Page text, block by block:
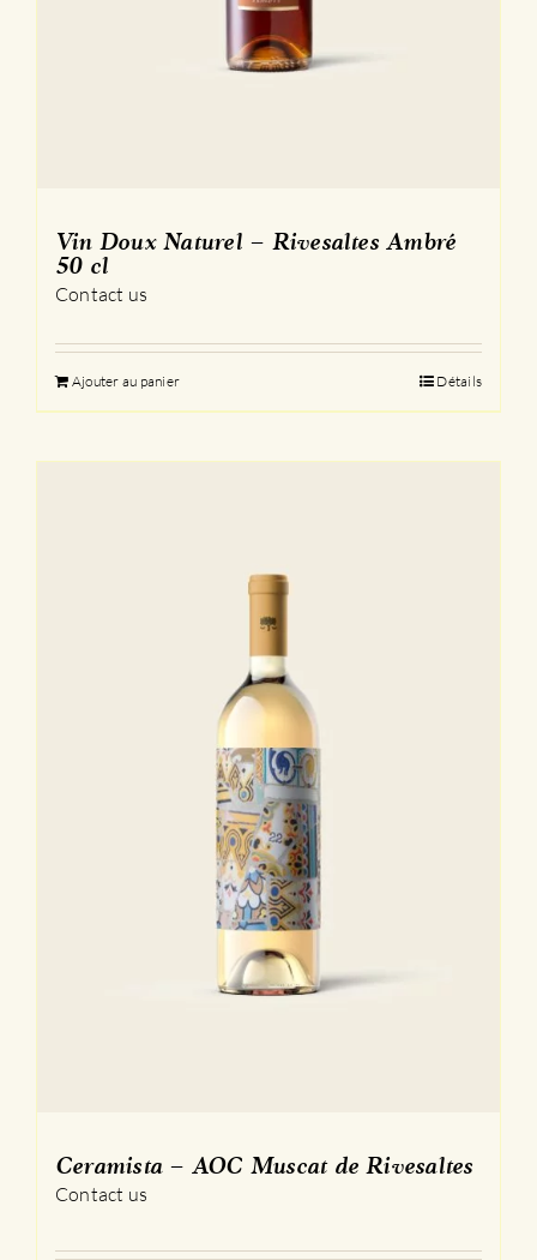
Vin Doux Naturel – Rivesaltes Ambré
50 cl
Contact us
Ajouter au panier Détails
Ceramista – AOC Muscat de Rivesaltes
Contact us